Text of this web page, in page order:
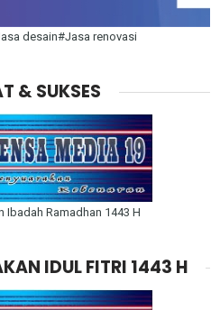
desain#Jasa renovasi
& SUKSES
Ibadah Ramadhan 1443 H
IDUL FITRI 1443 H